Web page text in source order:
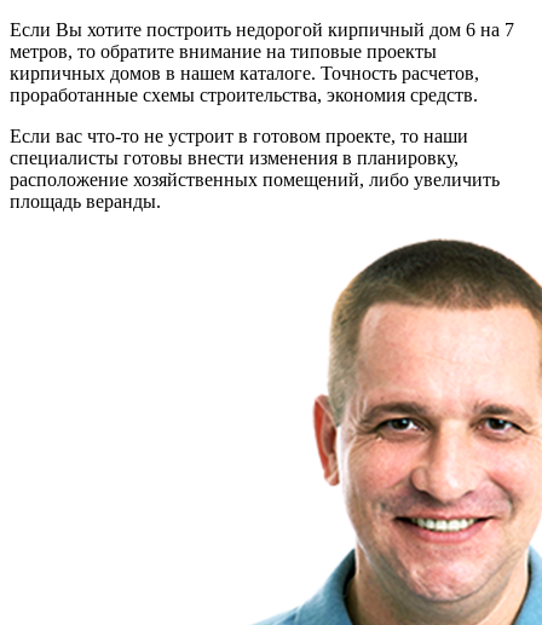
Если Вы хотите построить недорогой кирпичный дом 6 на 7
метров, то обратите внимание на типовые проекты
кирпичных домов в нашем каталоге. Точность расчетов,
проработанные схемы строительства, экономия средств.
Если вас что-то не устроит в готовом проекте, то наши
специалисты готовы внести изменения в планировку,
расположение хозяйственных помещений, либо увеличить
площадь веранды.